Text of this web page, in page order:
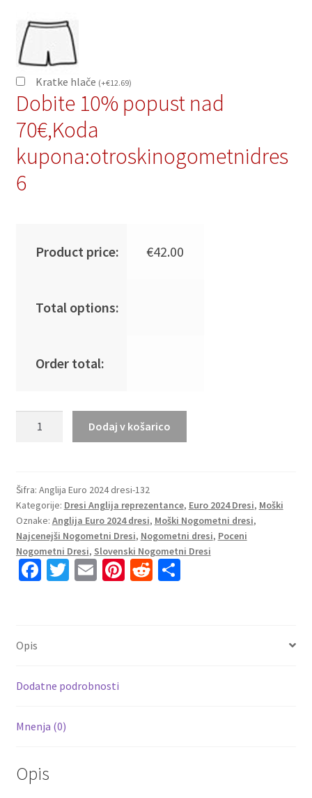
Kratke hlače (+€12.69)
Dobite 10% popust nad
70€,Koda
kupona:otroskinogometnidres
6
Product price: €42.00
Total options:
Order total:
dresi
kompleti
reprezentance
Anglija
Gostujoči
Euro
količina
Dodaj v košarico
Šifra: Anglija Euro 2024 dresi-132
Kategorije: Dresi Anglija reprezentance, Euro 2024 Dresi, Moški
Oznake: Anglija Euro 2024 dresi, Moški Nogometni dresi,
Najcenejši Nogometni Dresi, Nogometni dresi, Poceni
Nogometni Dresi, Slovenski Nogometni Dresi
Fa
k
T E Pi R S
Opis
Dodatne podrobnosti
Mnenja (0)
Opis